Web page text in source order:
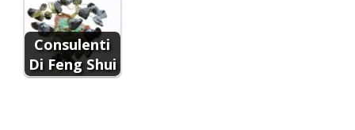
Consulenti
Di Feng Shui